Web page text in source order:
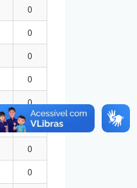
0
0
0
0
0
0
0
0